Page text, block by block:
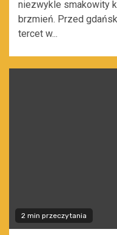
niezwykle smakowity
brzmień. Przed
tercet w...
2 min przeczytania